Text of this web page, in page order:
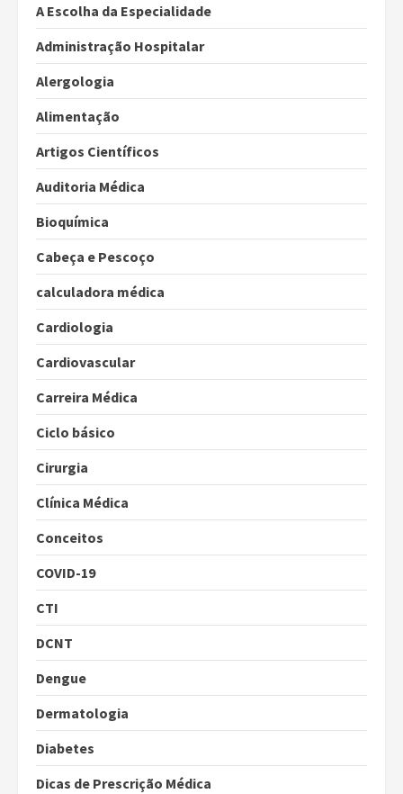
A Escolha da Especialidade
Administração Hospitalar
Alergologia
Alimentação
Artigos Científicos
Auditoria Médica
Bioquímica
Cabeça e Pescoço
calculadora médica
Cardiologia
Cardiovascular
Carreira Médica
Ciclo básico
Cirurgia
Clínica Médica
Conceitos
COVID-19
CTI
DCNT
Dengue
Dermatologia
Diabetes
Dicas de Prescrição Médica